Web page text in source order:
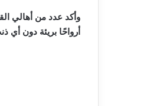
وأكد عدد من أهالي
أرواحًا بريئة دون أي